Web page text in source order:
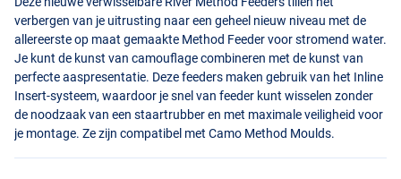
verbergen van je uitrusting naar een geheel nieuw niveau met de
allereerste op maat gemaakte Method Feeder voor stromend water.
Je kunt de kunst van camouflage combineren met de kunst van
perfecte aaspresentatie. Deze feeders maken gebruik van het Inline
Insert-systeem, waardoor je snel van feeder kunt wisselen zonder
de noodzaak van een staartrubber en met maximale veiligheid voor
je montage. Ze zijn compatibel met Camo Method Moulds.